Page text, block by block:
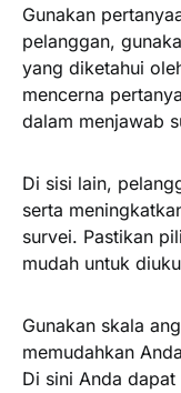
Gunakan
pelanggan,
yang diketahui
mencerna
dalam menjawab
Di sisi lain,
serta
survei. Pastikan
mudah untuk
Gunakan skala
memudahkan
Di sini Anda